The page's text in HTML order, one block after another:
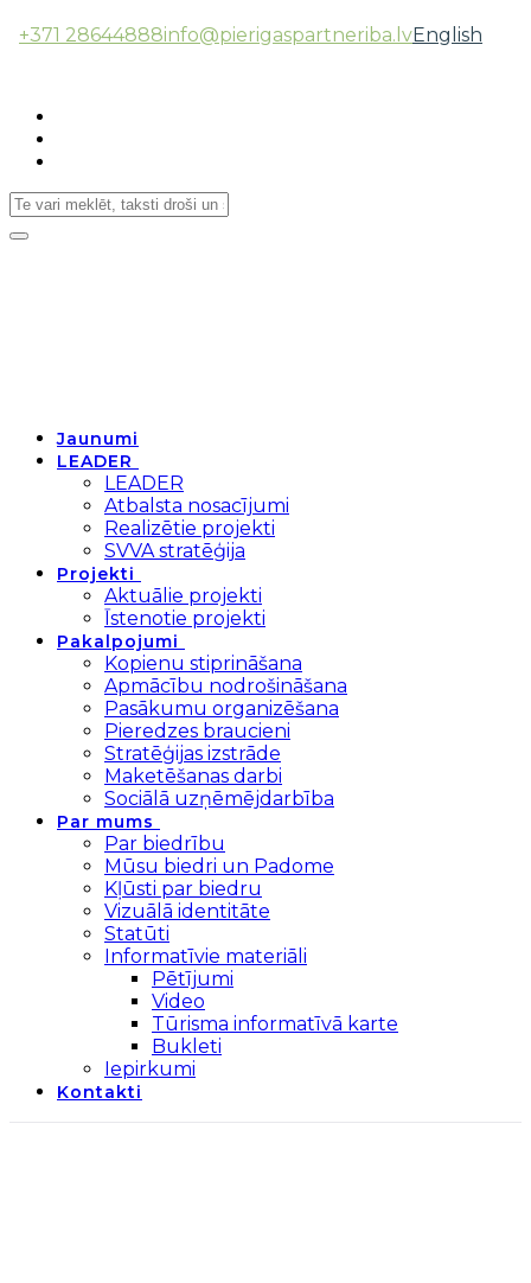
+371 28644888info@pierigaspartneriba.lvEnglish
Toggle
Jaunumi
LEADER
LEADER
Atbalsta nosacījumi
Realizētie projekti
SVVA stratēģija
Projekti
Aktuālie projekti
Īstenotie projekti
Pakalpojumi
Kopienu stiprināšana
Apmācību nodrošināšana
Pasākumu organizēšana
Pieredzes braucieni
Stratēģijas izstrāde
Maketēšanas darbi
Sociālā uzņēmējdarbība
Par mums
Par biedrību
Mūsu biedri un Padome
Kļūsti par biedru
Vizuālā identitāte
Statūti
Informatīvie materiāli
Pētījumi
Video
Tūrisma informatīvā karte
Bukleti
Iepirkumi
Kontakti